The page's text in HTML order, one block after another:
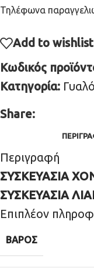
Τηλέφωνα
Add to wishlist
Κωδικός
Κατηγορία:
Share:
Περιγραφή
ΣΥΣΚΕΥΑΣΙΑ
ΣΥΣΚΕΥΑΣΙΑ
Επιπλέον
ΒΆΡΟΣ